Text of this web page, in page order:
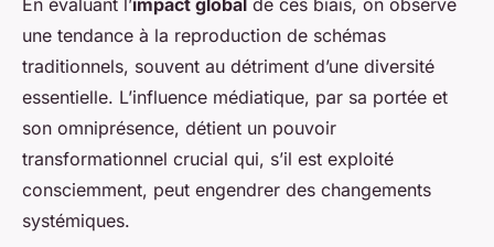
En évaluant l’impact global de ces biais, on observe
une tendance à la reproduction de schémas
traditionnels, souvent au détriment d’une diversité
essentielle. L’influence médiatique, par sa portée et
son omniprésence, détient un pouvoir
transformationnel crucial qui, s’il est exploité
consciemment, peut engendrer des changements
systémiques.